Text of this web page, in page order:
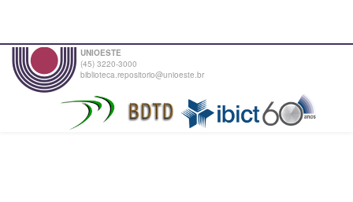
UNIOESTE
(45) 3220-3000
biblioteca.repositorio@unioeste.br